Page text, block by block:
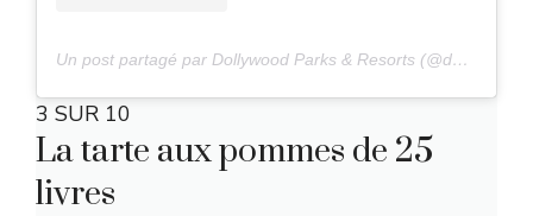
Un post partagé par Dollywood Parks & Resorts (@dollywood)
3 SUR 10
La tarte aux pommes de 25
livres